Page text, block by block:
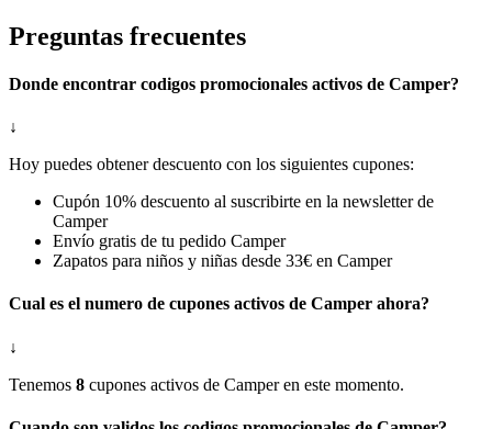
Preguntas frecuentes
Donde encontrar codigos promocionales activos de Camper?
↓
Hoy puedes obtener descuento con los siguientes cupones:
Cupón 10% descuento al suscribirte en la newsletter de
Camper
Envío gratis de tu pedido Camper
Zapatos para niños y niñas desde 33€ en Camper
Cual es el numero de cupones activos de Camper ahora?
↓
Tenemos 8 cupones activos de Camper en este momento.